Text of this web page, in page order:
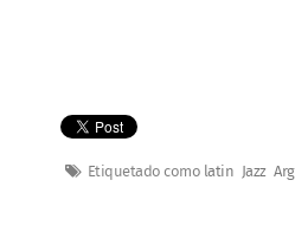
Etiquetado como latin Jazz